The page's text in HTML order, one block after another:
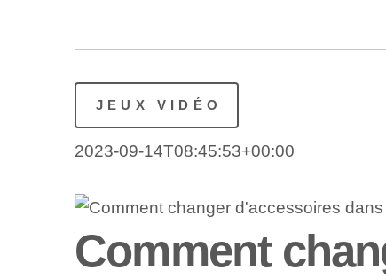
JEUX VIDÉO
2023-09-14T08:45:53+00:00
Comment